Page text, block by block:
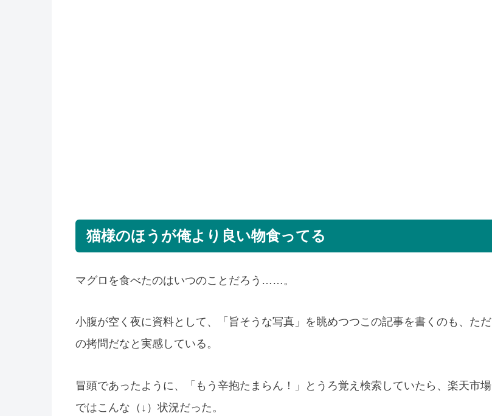
猫様のほうが俺より良い物食ってる
マグロを食べたのはいつのことだろう……。
小腹が空く夜に資料として、「旨そうな写真」を眺めつつこの記事を書くのも、ただ
の拷問だなと実感している。
冒頭であったように、「もう辛抱たまらん！」とうろ覚え検索していたら、楽天市場
ではこんな（↓）状況だった。